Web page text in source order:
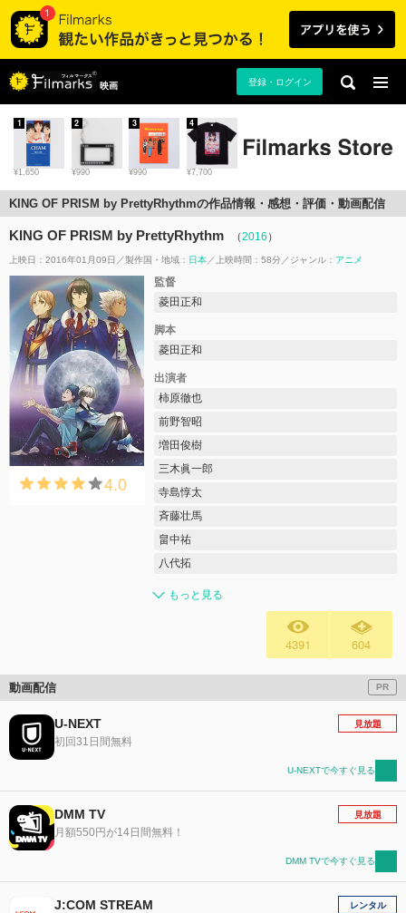
映画 登録・ログイン
¥1,650
1
¥990
2
¥990
3
¥7,700
4
KING OF PRISM by PrettyRhythmの作品情報・感想・評価・動画配信
KING OF PRISM by PrettyRhythm （2016 ）
上映日：2016年01月09日 製作国・地域： 日本 上映時間：58分 ジャンル： アニメ
4.0
監督
菱田正和
脚本
菱田正和
出演者
柿原徹也
前野智昭
増田俊樹
三木眞一郎
寺島惇太
斉藤壮馬
畠中祐
八代拓
もっと見る
4391 604
動画配信 PR
U-NEXT
初回31日間無料
見放題
U-NEXTで今すぐ見る
DMM TV
月額550円が14日間無料！
見放題
DMM TVで今すぐ見る
J:COM STREAM レンタル